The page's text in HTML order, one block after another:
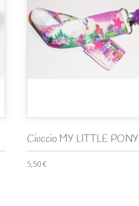
Ciuccio MY LITTLE PONY
5,50 €